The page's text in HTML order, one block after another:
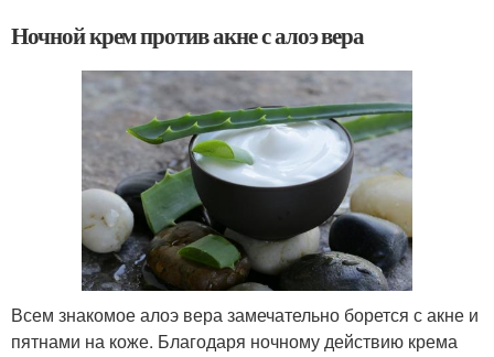
Ночной крем против акне с алоэ вера
Всем знакомое алоэ вера замечательно борется с акне и
пятнами на коже. Благодаря ночному действию крема